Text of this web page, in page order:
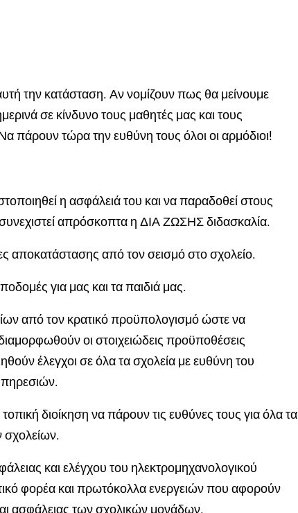
την κατάσταση. Αν νομίζουν πως θα μείνουμε
σε κίνδυνο τους μαθητές μας και τους
πάρουν τώρα την ευθύνη τους όλοι οι αρμόδιοι!
η ασφάλειά του και να παραδοθεί στους
συνεχιστεί απρόσκοπτα η ΔΙΑ ΖΩΣΗΣ διδασκαλία.
αποκατάστασης από τον σεισμό στο σχολείο.
για μας και τα παιδιά μας.
από τον κρατικό προϋπολογισμό ώστε να
οι στοιχειώδεις προϋποθέσεις
έλεγχοι σε όλα τα σχολεία με ευθύνη του
διοίκηση να πάρουν τις ευθύνες τους για όλα τα
σχολείων.
και ελέγχου του ηλεκτρομηχανολογικού
φορέα και πρωτόκολλα ενεργειών που αφορούν
ασφάλειας των σχολικών μονάδων.